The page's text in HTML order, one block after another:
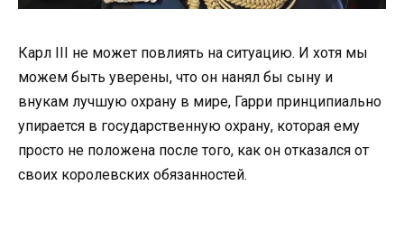
Карл III не может повлиять на ситуацию. И хотя мы
можем быть уверены, что он нанял бы сыну и
внукам лучшую охрану в мире, Гарри принципиально
упирается в государственную охрану, которая ему
просто не положена после того, как он отказался от
своих королевских обязанностей.